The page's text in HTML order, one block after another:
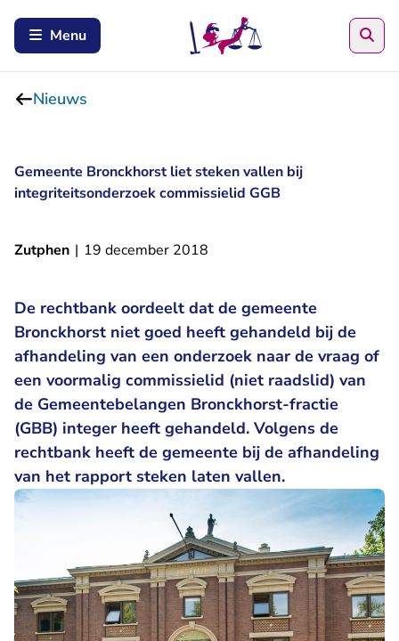
Menu
Nieuws
Gemeente Bronckhorst liet steken vallen bij
integriteitsonderzoek commissielid GGB
Zutphen | 19 december 2018
De rechtbank oordeelt dat de gemeente
Bronckhorst niet goed heeft gehandeld bij de
afhandeling van een onderzoek naar de vraag of
een voormalig commissielid (niet raadslid) van
de Gemeentebelangen Bronckhorst-fractie
(GBB) integer heeft gehandeld. Volgens de
rechtbank heeft de gemeente bij de afhandeling
van het rapport steken laten vallen.